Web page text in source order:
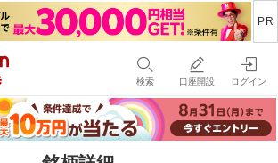
検索 口座開設 ログイン